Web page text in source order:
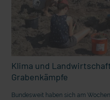
Ein
Klima und
Grabenkämpfe
Bundesweit haben sich am